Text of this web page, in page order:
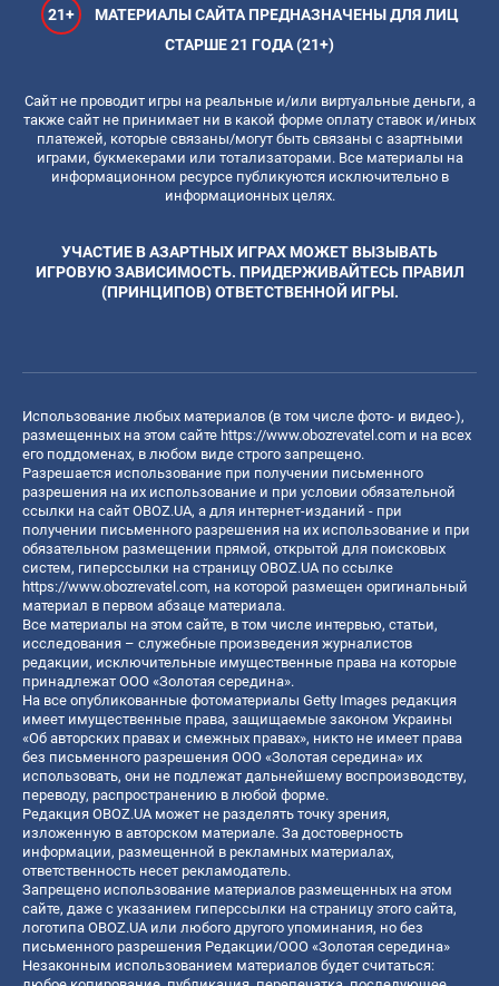
21+
МАТЕРИАЛЫ САЙТА ПРЕДНАЗНАЧЕНЫ ДЛЯ ЛИЦ
СТАРШЕ 21 ГОДА (21+)
Сайт не проводит игры на реальные и/или виртуальные деньги, а
также сайт не принимает ни в какой форме оплату ставок и/иных
платежей, которые связаны/могут быть связаны с азартными
играми, букмекерами или тотализаторами. Все материалы на
информационном ресурсе публикуются исключительно в
информационных целях.
УЧАСТИЕ В АЗАРТНЫХ ИГРАХ МОЖЕТ ВЫЗЫВАТЬ
ИГРОВУЮ ЗАВИСИМОСТЬ. ПРИДЕРЖИВАЙТЕСЬ ПРАВИЛ
(ПРИНЦИПОВ) ОТВЕТСТВЕННОЙ ИГРЫ.
Использование любых материалов (в том числе фото- и видео-),
размещенных на этом сайте https://www.obozrevatel.com и на всех
его поддоменах, в любом виде строго запрещено.
Разрешается использование при получении письменного
разрешения на их использование и при условии обязательной
ссылки на сайт OBOZ.UA, а для интернет-изданий - при
получении письменного разрешения на их использование и при
обязательном размещении прямой, открытой для поисковых
систем, гиперссылки на страницу OBOZ.UA по ссылке
https://www.obozrevatel.com, на которой размещен оригинальный
материал в первом абзаце материала.
Все материалы на этом сайте, в том числе интервью, статьи,
исследования – служебные произведения журналистов
редакции, исключительные имущественные права на которые
принадлежат ООО «Золотая середина».
На все опубликованные фотоматериалы Getty Images редакция
имеет имущественные права, защищаемые законом Украины
«Об авторских правах и смежных правах», никто не имеет права
без письменного разрешения ООО «Золотая середина» их
использовать, они не подлежат дальнейшему воспроизводству,
переводу, распространению в любой форме.
Редакция OBOZ.UA может не разделять точку зрения,
изложенную в авторском материале. За достоверность
информации, размещенной в рекламных материалах,
ответственность несет рекламодатель.
Запрещено использование материалов размещенных на этом
сайте, даже с указанием гиперссылки на страницу этого сайта,
логотипа OBOZ.UA или любого другого упоминания, но без
письменного разрешения Редакции/ООО «Золотая середина»
Незаконным использованием материалов будет считаться: